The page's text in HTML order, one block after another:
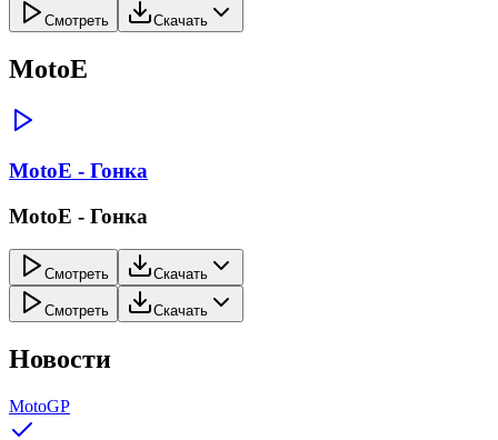
Смотреть Скачать
MotoE
MotoE - Гонка
MotoE - Гонка
Смотреть Скачать
Смотреть Скачать
Новости
MotoGP